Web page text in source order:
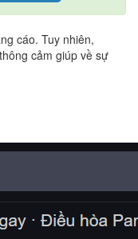
cáo. Tuy nhiên,
cảm giúp về sự